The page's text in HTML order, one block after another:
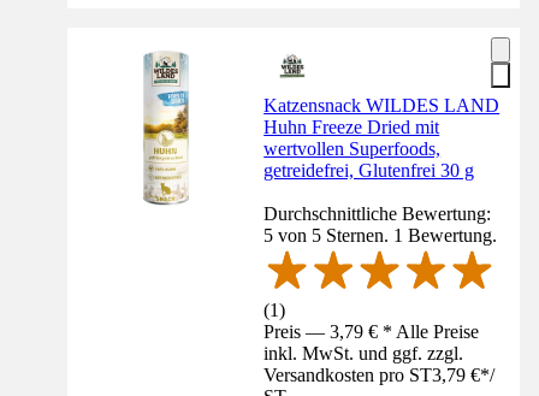
Katzensnack WILDES LAND
Huhn Freeze Dried mit
wertvollen Superfoods,
getreidefrei, Glutenfrei 30 g
Durchschnittliche Bewertung:
5 von 5 Sternen. 1 Bewertung.
(1)
Preis — 3,79 € * Alle Preise
inkl. MwSt. und ggf. zzgl.
Versandkosten pro ST3,79 €*/